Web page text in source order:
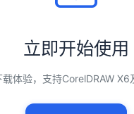
立即开始使用
载体验，支持CorelDRAW X6